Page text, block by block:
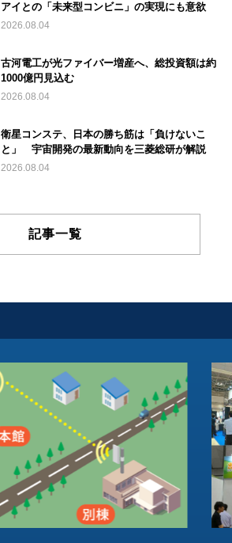
アイとの「未来型コンビニ」の実現にも意欲
2026.08.04
古河電工が光ファイバー増産へ、総投資額は約
1000億円見込む
2026.08.04
衛星コンステ、日本の勝ち筋は「負けないこ
と」 宇宙開発の最新動向を三菱総研が解説
2026.08.04
記事一覧